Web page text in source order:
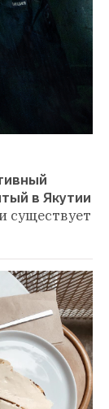
в Якутии
существует